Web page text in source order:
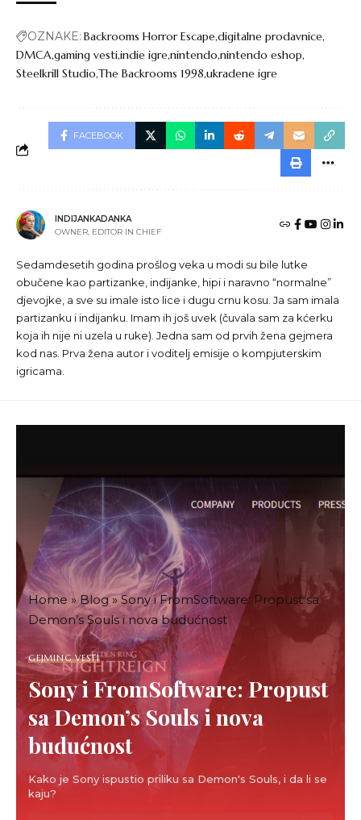
OZNAKE: Backrooms Horror Escapedigitalne prodavnice
DMCAgaming vestiindie igrenintendo nintendo eshop
Steelkrill Studio The Backrooms 1998 ukradene igre
FACEBOOK
INDIJANKADANKA
OWNER, EDITOR IN CHIEF
Sedamdesetih godina prošlog veka u modi su bile lutke
obučene kao partizanke, indijanke, hipi i naravno “normalne”
djevojke, a sve su imale isto lice i dugu crnu kosu. Ja sam imala
partizanku i indijanku. Imam ih još uvek (čuvala sam za kćerku
koja ih nije ni uzela u ruke). Jedna sam od prvih žena gejmera
kod nas. Prva žena autor i voditelj emisije o kompjuterskim
igricama.
Home » Blog»Sony i FromSoftware: Propust sa
Demon’s Souls i nova budućnost
GEJMING VESTI
Sony i FromSoftware: Propust
sa Demon’s Souls i nova
budućnost
Kako je Sony ispustio priliku sa Demon's Souls, i da li se
kaju?